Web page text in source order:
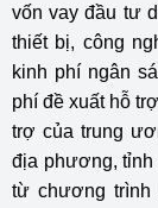
vốn vay đầu tư
thiết bị, công
kinh phí ngân
phí đề xuất hỗ
trợ của trung
địa phương,
từ chương trình